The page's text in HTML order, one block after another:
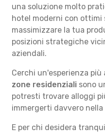
una soluzione molto
hotel moderni con ottimi
massimizzare la tua
posizioni strategiche
aziendali.
Cerchi un'esperienza
zone residenziali sono
potresti trovare alloggi
immergerti davvero nella
E per chi desidera